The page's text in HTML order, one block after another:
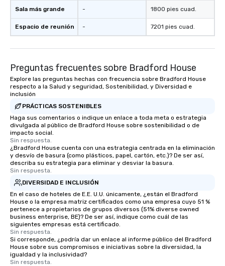
Sala más grande
Espacio de reunión
-
-
1800 pies cuad.
7201 pies cuad.
Preguntas frecuentes sobre Bradford House
Explore las preguntas hechas con frecuencia sobre Bradford House
respecto a la Salud y seguridad, Sostenibilidad, y Diversidad e
inclusión
PRÁCTICAS SOSTENIBLES
Haga sus comentarios o indique un enlace a toda meta o estrategia
divulgada al público de Bradford House sobre sostenibilidad o de
impacto social.
Sin respuesta.
¿Bradford House cuenta con una estrategia centrada en la eliminación
y desvío de basura (como plásticos, papel, cartón, etc.)? De ser así,
describa su estrategia para eliminar y desviar la basura.
Sin respuesta.
DIVERSIDAD E INCLUSIÓN
En el caso de hoteles de E.E. U.U. únicamente, ¿están el Bradford
House o la empresa matriz certificados como una empresa cuyo 51 %
pertenece a propietarios de grupos diversos (51% diverse owned
business enterprise, BE)? De ser así, indique como cuál de las
siguientes empresas está certificado.
Sin respuesta.
Si corresponde, ¿podría dar un enlace al informe público del Bradford
House sobre sus compromisos e iniciativas sobre la diversidad, la
igualdad y la inclusividad?
Sin respuesta.